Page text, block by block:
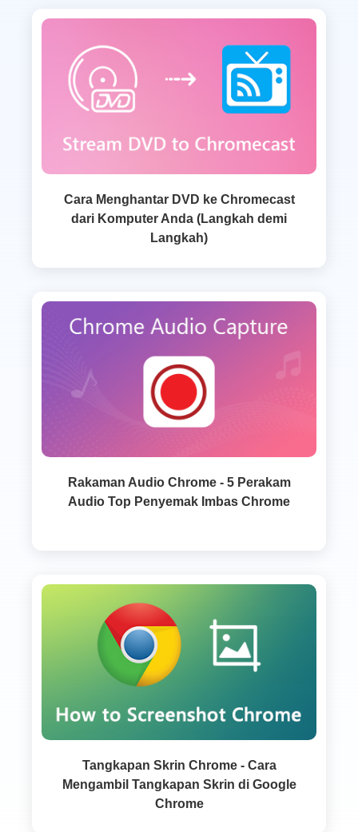
Cara Menghantar DVD ke Chromecast
dari Komputer Anda (Langkah demi
Langkah)
Rakaman Audio Chrome - 5 Perakam
Audio Top Penyemak Imbas Chrome
Tangkapan Skrin Chrome - Cara
Mengambil Tangkapan Skrin di Google
Chrome